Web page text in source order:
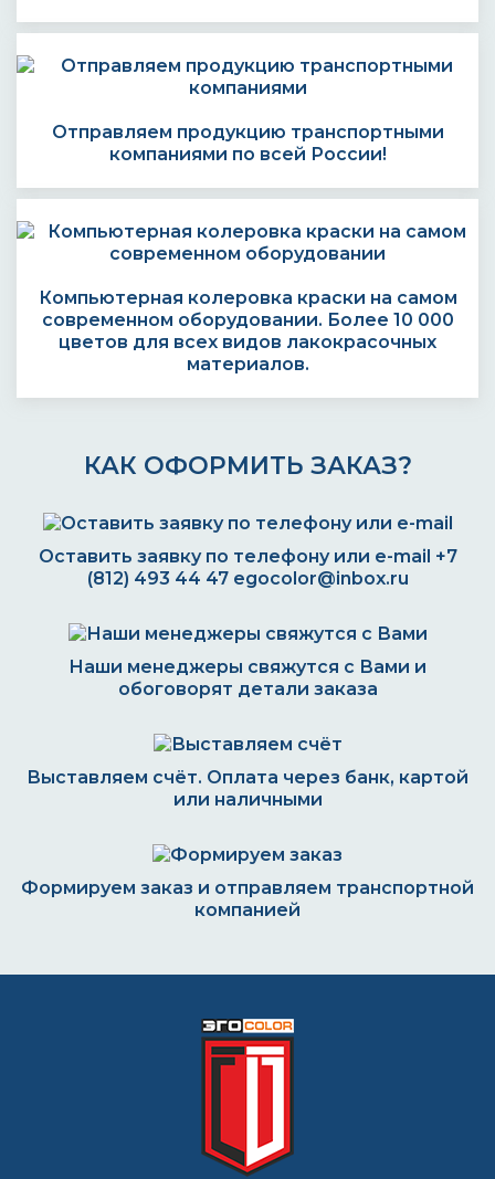
Отправляем продукцию транспортными
компаниями по всей России!
Компьютерная колеровка краски на самом
современном оборудовании. Более 10 000
цветов для всех видов лакокрасочных
материалов.
КАК ОФОРМИТЬ ЗАКАЗ?
Оставить заявку по телефону или e-mail +7
(812) 493 44 47 egocolor@inbox.ru
Наши менеджеры свяжутся с Вами и
обоговорят детали заказа
Выставляем счёт. Оплата через банк, картой
или наличными
Формируем заказ и отправляем транспортной
компанией
ВОПРОС-ОТВЕТ
Здравствуйте! Ищем недорогую